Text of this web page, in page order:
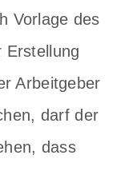
Vorlage des
Erstellung
Arbeitgeber
darf der
dass